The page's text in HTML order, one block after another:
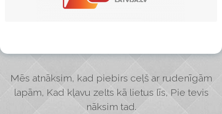
Mēs atnāksim, kad piebirs ceļš ar rudenīgām
lapām, Kad kļavu zelts kā lietus līs, Pie tevis
nāksim tad.